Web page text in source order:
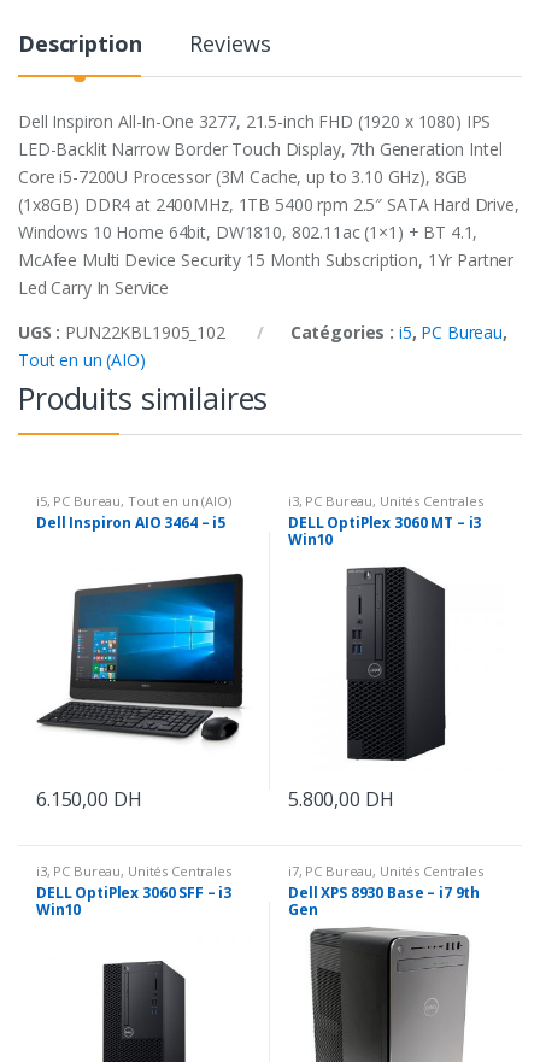
Description Reviews
Dell Inspiron All-In-One 3277, 21.5-inch FHD (1920 x 1080) IPS
LED-Backlit Narrow Border Touch Display, 7th Generation Intel
Core i5-7200U Processor (3M Cache, up to 3.10 GHz), 8GB
(1x8GB) DDR4 at 2400MHz, 1TB 5400 rpm 2.5″ SATA Hard Drive,
Windows 10 Home 64bit, DW1810, 802.11ac (1×1) + BT 4.1,
McAfee Multi Device Security 15 Month Subscription, 1Yr Partner
Led Carry In Service
UGS : PUN22KBL1905_102 Catégories : i5, PC Bureau,
Tout en un (AIO)
Produits similaires
i5, PC Bureau, Tout en un (AIO)
Dell Inspiron AIO 3464 – i5
6.150,00 DH
i3, PC Bureau, Unités Centrales
DELL OptiPlex 3060 MT – i3
Win10
5.800,00 DH
i3, PC Bureau, Unités Centrales
DELL OptiPlex 3060 SFF – i3
Win10
i7, PC Bureau, Unités Centrales
Dell XPS 8930 Base – i7 9th
Gen